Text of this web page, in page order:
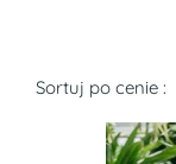
Sortuj po cenie :